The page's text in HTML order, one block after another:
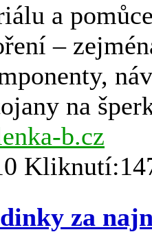
a
–
na
b.cz
za